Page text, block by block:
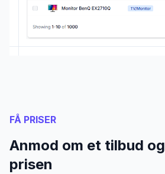
FÅ PRISER
Anmod om et tilbud
prisen